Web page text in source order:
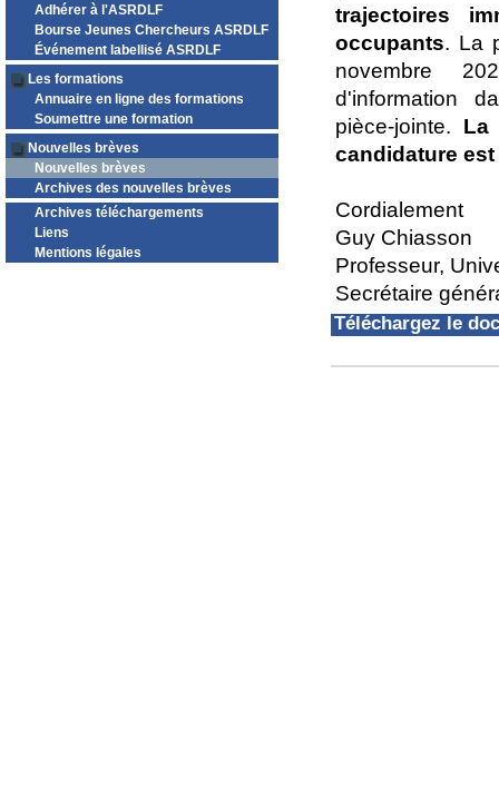
Adhérer à l'ASRDLF
Bourse Jeunes Chercheurs ASRDLF
Événement labellisé ASRDLF
Les formations
Annuaire en ligne des formations
Soumettre une formation
Nouvelles brèves
Nouvelles brèves
Archives des nouvelles brèves
Archives téléchargements
Liens
Mentions légales
trajectoires
occupants. La
novembre
d'information
pièce-jointe. La
candidature est
Cordialement
Guy Chiasson
Professeur,
Secrétaire
Téléchargez le